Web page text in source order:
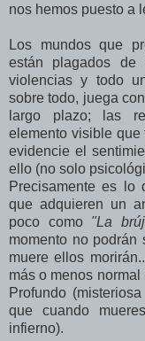
nos hemos puesto a
Los mundos que
están plagados de
violencias y todo
sobre todo, juega
largo plazo; las
elemento visible que
evidencie el
ello (no solo
Precisamente es lo
que adquieren un
poco como "La
momento no podrán
muere ellos
más o menos
Profundo
que cuando
infierno).